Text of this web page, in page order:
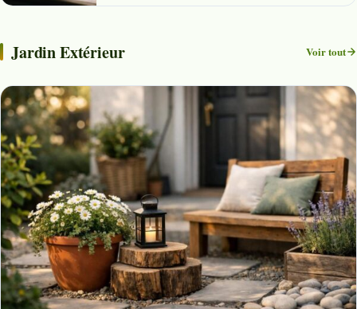
Jardin Extérieur Voir tout